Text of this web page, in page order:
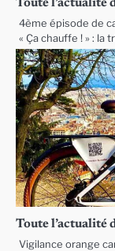
Toute l’actualité
4ème épisode de
« Ça chauffe ! » : la
Toute l’actualité
Vigilance orange